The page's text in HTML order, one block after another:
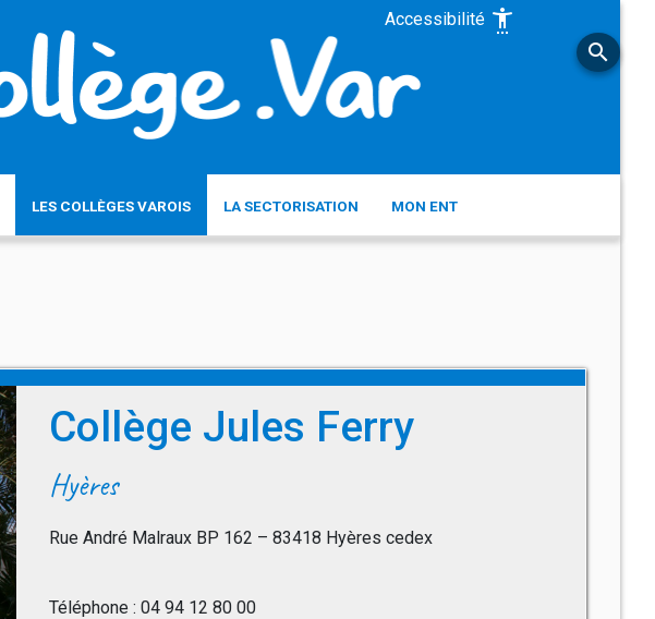
Accessibilité settings_accessibility
search
LES COLLÈGES VAROIS LA SECTORISATION MON ENT
Collège Jules Ferry
Hyères
Rue André Malraux BP 162 – 83418 Hyères cedex
Téléphone : 04 94 12 80 00